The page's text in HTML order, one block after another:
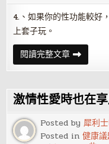
表
4.、如果你的性功能較好
上套子玩。
閱讀完整文章保
險
套：
玩
法
帶
來
新
的
性
激情性愛時也在
Posted by犀利
Posted in健康